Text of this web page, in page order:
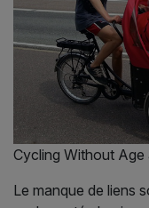
Cycling Without Age
Le manque de liens